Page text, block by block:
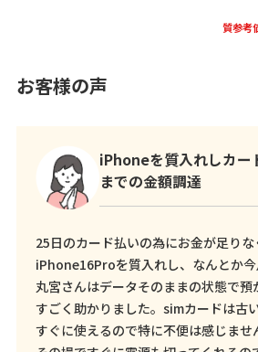
質参考
お客様の声
iPhoneを質入れしカー
までの金額調達
25日のカード払いの為にお金が足り
iPhone16Proを質入れし、なんとか今
丸宮さんはデータそのままの状態で預
すごく助かりました。simカードは古
すぐに使えるので特に不便は感じませ